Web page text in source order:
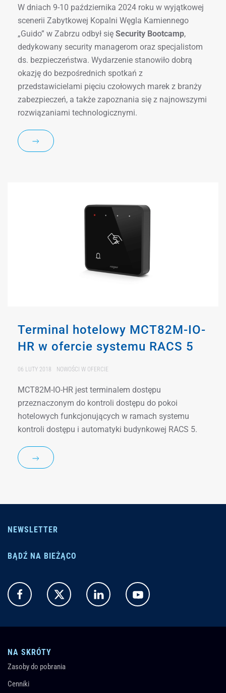
W dniach 9-10 października 2024 roku w wyjątkowej
scenerii Zabytkowej Kopalni Węgla Kamiennego
„Guido” w Zabrzu odbył się Security Bootcamp,
dedykowany security managerom oraz specjalistom
ds. bezpieczeństwa. Wydarzenie stanowiło dobrą
okazję do bezpośrednich spotkań z
przedstawicielami pięciu czołowych marek z branży
zabezpieczeń, a także zapoznania się z najnowszymi
rozwiązaniami technologicznymi.
Terminal hotelowy MCT82M-IO-
HR w ofercie systemu RACS 5
06 LUTY 2018 NOWOŚCI W OFERCIE
MCT82M-IO-HR jest terminalem dostępu
przeznaczonym do kontroli dostępu do pokoi
hotelowych funkcjonujących w ramach systemu
kontroli dostępu i automatyki budynkowej RACS 5.
NEWSLETTER
BĄDŹ NA BIEŻĄCO
NA SKRÓTY
Zasoby do pobrania
Cenniki